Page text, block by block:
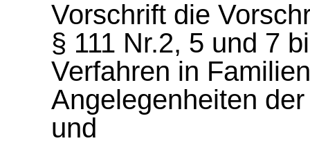
Vorschrift die
§ 111 Nr.2, 5 und 7
Verfahren in
Angelegenheiten
und